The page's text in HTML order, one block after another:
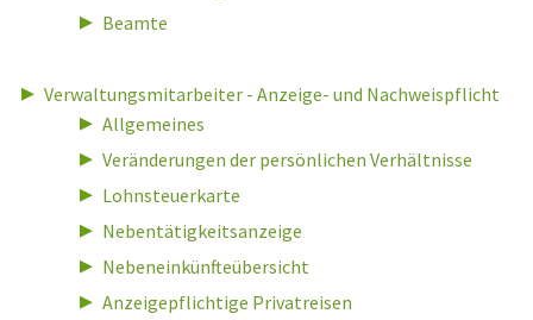
Beamte
Verwaltungsmitarbeiter - Anzeige- und Nachweispflicht
Allgemeines
Veränderungen der persönlichen Verhältnisse
Lohnsteuerkarte
Nebentätigkeitsanzeige
Nebeneinkünfteübersicht
Anzeigepflichtige Privatreisen